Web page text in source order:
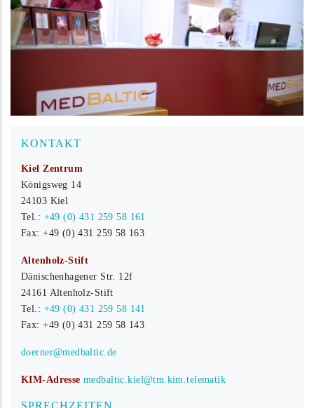
KONTAKT
Kiel Zentrum
Königsweg 14
24103 Kiel
Tel.: +49 (0) 431 259 58 161
Fax: +49 (0) 431 259 58 163
Altenholz-Stift
Dänischenhagener Str. 12f
24161 Altenholz-Stift
Tel.: +49 (0) 431 259 58 141
Fax: +49 (0) 431 259 58 143
doerner@medbaltic.de
KIM-Adresse medbaltic.kiel@tm.kim.telematik